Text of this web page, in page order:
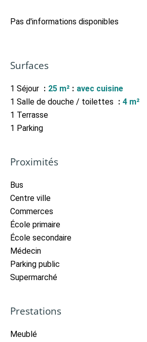
Pas d'informations disponibles
Surfaces
1 Séjour 25 m²
avec cuisine
1 Salle de douche / toilettes
4 m²
1 Terrasse
1 Parking
Proximités
Bus
Centre ville
Commerces
École primaire
École secondaire
Médecin
Parking public
Supermarché
Prestations
Meublé